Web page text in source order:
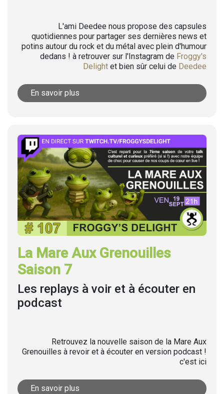
L'ami Deedee nous propose des capsules
quotidiennes pour partager ses dernières news et
potins autour du rock et du métal avec plein d'humour
dedans ! à retrouver sur l'Instagram de Froggy's
Delight et bien sûr celui de Deedee
En savoir plus
La Mare Aux Grenouilles
Saison 7
Les replays à voir et à écouter en
podcast
Retrouvez la nouvelle saison de la Mare Aux
Grenouilles à revoir et à écouter en version podcast !
c'est ici
En savoir plus